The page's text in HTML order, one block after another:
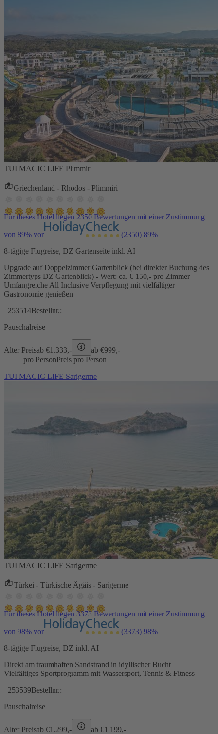
TUI MAGIC LIFE Plimmiri
Griechenland - Rhodos - Plimmiri
Für dieses Hotel liegen 2350 Bewertungen mit einer Zustimmung
von 89% vor (2350) 89%
8-tägige Flugreise, DZ Gartenseite inkl. AI
Upgrade auf Doppelzimmer Gartenblick (bei direkter Buchung des
Zimmertyps DZ Gartenblick) - Wert: ca. € 150,- pro Zimmer
Umfangreiche All Inclusive Verpflegung mit vielfältiger
Gastronomie genießen
253514Bestellnr.:
Pauschalreise
Alter Preisab €1.333,- ab €999,-
pro PersonPreis pro Person
TUI MAGIC LIFE Sarigerme
TUI MAGIC LIFE Sarigerme
Türkei - Türkische Ägäis - Sarigerme
Für dieses Hotel liegen 3373 Bewertungen mit einer Zustimmung
von 98% vor (3373) 98%
8-tägige Flugreise, DZ inkl. AI
Direkt am traumhaften Sandstrand in idyllischer Bucht
Vielfältiges Sportprogramm mit Wassersport, Tennis & Fitness
253539Bestellnr.:
Pauschalreise
Alter Preisab €1.299,- ab €1.199,-